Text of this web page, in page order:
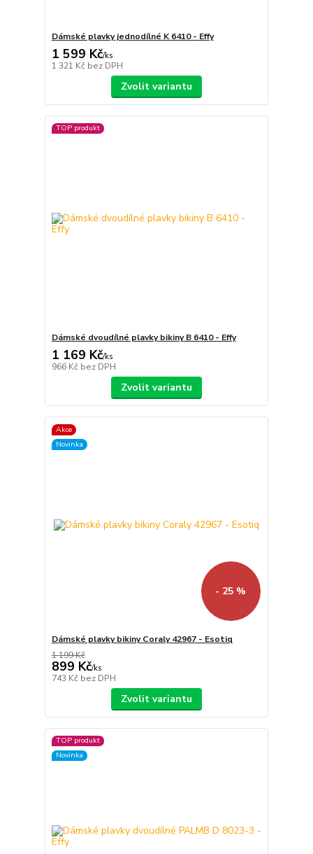
Dámské plavky jednodílné K 6410 - Effy
1 599 Kč/ks
1 321 Kč bez DPH
Zvolit variantu
TOP produkt
Dámské dvoudílné plavky bikiny B 6410 - Effy
1 169 Kč/ks
966 Kč bez DPH
Zvolit variantu
Akce
Novinka
- 25 %
Dámské plavky bikiny Coraly 42967 - Esotiq
1 199 Kč
899 Kč/ks
743 Kč bez DPH
Zvolit variantu
TOP produkt
Novinka